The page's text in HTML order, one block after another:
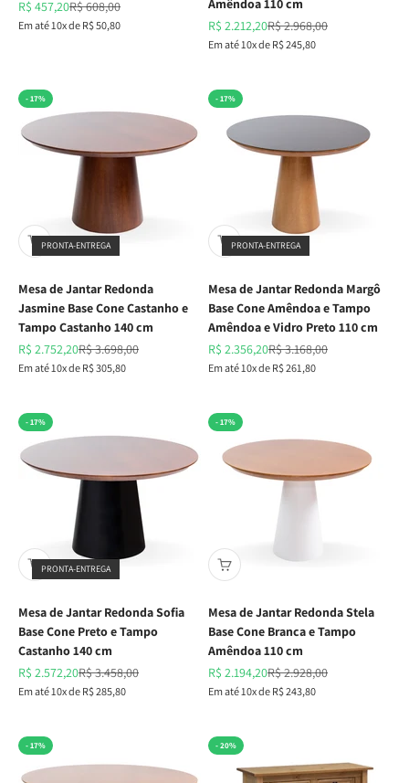
Preço promocional
R$ 457,20Preço normal
R$ 608,00
Em até 10x de R$ 50,80
Amêndoa 110 cm
Preço promocional
R$ 2.212,20Preço normal
R$ 2.968,00
Em até 10x de R$ 245,80
- 17%
PRONTA-ENTREGA
Mesa de Jantar Redonda
Jasmine Base Cone Castanho e
Tampo Castanho 140 cm
Preço promocional
R$ 2.752,20Preço normal
R$ 3.698,00
Em até 10x de R$ 305,80
- 17%
PRONTA-ENTREGA
Mesa de Jantar Redonda Margô
Base Cone Amêndoa e Tampo
Amêndoa e Vidro Preto 110 cm
Preço promocional
R$ 2.356,20Preço normal
R$ 3.168,00
Em até 10x de R$ 261,80
- 17%
PRONTA-ENTREGA
Mesa de Jantar Redonda Sofia
Base Cone Preto e Tampo
Castanho 140 cm
Preço promocional
R$ 2.572,20Preço normal
R$ 3.458,00
Em até 10x de R$ 285,80
- 17%
Mesa de Jantar Redonda Stela
Base Cone Branca e Tampo
Amêndoa 110 cm
Preço promocional
R$ 2.194,20Preço normal
R$ 2.928,00
Em até 10x de R$ 243,80
- 17% - 20%